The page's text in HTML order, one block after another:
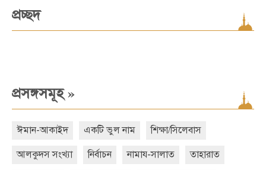
প্রচ্ছদ
প্রসঙ্গসমূহ»
ঈমান-আকাইদ একটি ভুল নাম শিক্ষা/সিলেবাস
আলকুদস সংখ্যা নির্বাচন নামায-সালাত তাহারাত